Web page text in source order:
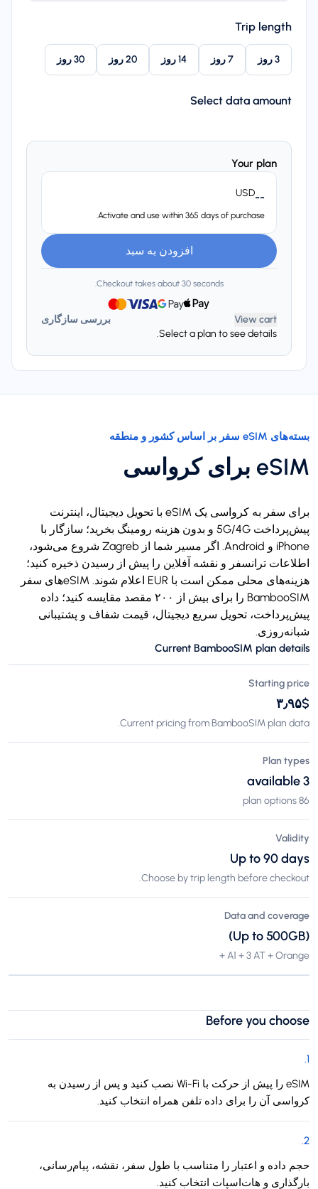
Trip length
3 روز 7 روز 14 روز 20 روز 30 روز
Select data amount
Your plan
--
USD
Activate and use within 365 days of purchase.
افزودن به سبد
Checkout takes about 30 seconds.
View cart
بررسی سازگاری
Select a plan to see details.
بسته‌های eSIM سفر بر اساس کشور و منطقه
eSIM برای کرواسی
برای سفر به کرواسی یک eSIM با تحویل دیجیتال، اینترنت
پیش‌پرداخت 5G/4G و بدون هزینه رومینگ بخرید؛ سازگار با
iPhone و Android. اگر مسیر شما از Zagreb شروع می‌شود،
اطلاعات ترانسفر و نقشه آفلاین را پیش از رسیدن ذخیره کنید؛
هزینه‌های محلی ممکن است با EUR اعلام شوند. eSIMهای سفر
BambooSIM را برای بیش از ۲۰۰ مقصد مقایسه کنید؛ داده
پیش‌پرداخت، تحویل سریع دیجیتال، قیمت شفاف و پشتیبانی
شبانه‌روزی.
Current BambooSIM plan details
Starting price
$‎۳٫۹۵
Current pricing from BambooSIM plan data.
Plan types
3 available
86 plan options
Validity
Up to 90 days
Choose by trip length before checkout.
Data and coverage
(Up to 500GB)
A1 + 3 AT + Orange +
Before you choose
1
.
eSIM را پیش از حرکت با Wi-Fi نصب کنید و پس از رسیدن به
کرواسی آن را برای داده تلفن همراه انتخاب کنید.
2
.
حجم داده و اعتبار را متناسب با طول سفر، نقشه، پیام‌رسانی،
بارگذاری و هات‌اسپات انتخاب کنید.